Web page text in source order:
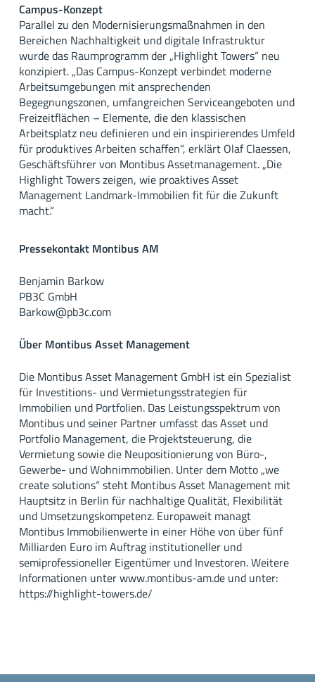
Campus-Konzept
Parallel zu den Modernisierungsmaßnahmen in den
Bereichen Nachhaltigkeit und digitale Infrastruktur
wurde das Raumprogramm der „Highlight Towers“ neu
konzipiert. „Das Campus-Konzept verbindet moderne
Arbeitsumgebungen mit ansprechenden
Begegnungszonen, umfangreichen Serviceangeboten und
Freizeitflächen – Elemente, die den klassischen
Arbeitsplatz neu definieren und ein inspirierendes Umfeld
für produktives Arbeiten schaffen“, erklärt Olaf Claessen,
Geschäftsführer von Montibus Assetmanagement. „Die
Highlight Towers zeigen, wie proaktives Asset
Management Landmark-Immobilien fit für die Zukunft
macht.“
Pressekontakt Montibus AM
Benjamin Barkow
PB3C GmbH
Barkow@pb3c.com
Über Montibus Asset Management
Die Montibus Asset Management GmbH ist ein Spezialist
für Investitions- und Vermietungsstrategien für
Immobilien und Portfolien. Das Leistungsspektrum von
Montibus und seiner Partner umfasst das Asset und
Portfolio Management, die Projektsteuerung, die
Vermietung sowie die Neupositionierung von Büro-,
Gewerbe- und Wohnimmobilien. Unter dem Motto „we
create solutions“ steht Montibus Asset Management mit
Hauptsitz in Berlin für nachhaltige Qualität, Flexibilität
und Umsetzungskompetenz. Europaweit managt
Montibus Immobilienwerte in einer Höhe von über fünf
Milliarden Euro im Auftrag institutioneller und
semiprofessioneller Eigentümer und Investoren. Weitere
Informationen unter www.montibus-am.de und unter:
https://highlight-towers.de/